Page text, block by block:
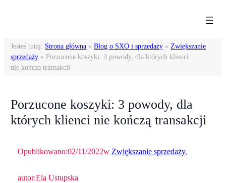
Jesteś tutaj: Strona główna »Blog o SXO i sprzedaży » Zwiększanie
sprzedaży » Porzucone koszyki: 3 powody, dla których klienci
nie kończą transakcji
Porzucone koszyki: 3 powody, dla
których klienci nie kończą transakcji
Opublikowano:02/11/2022w Zwiększanie sprzedaży,
autor:Ela Ustupska